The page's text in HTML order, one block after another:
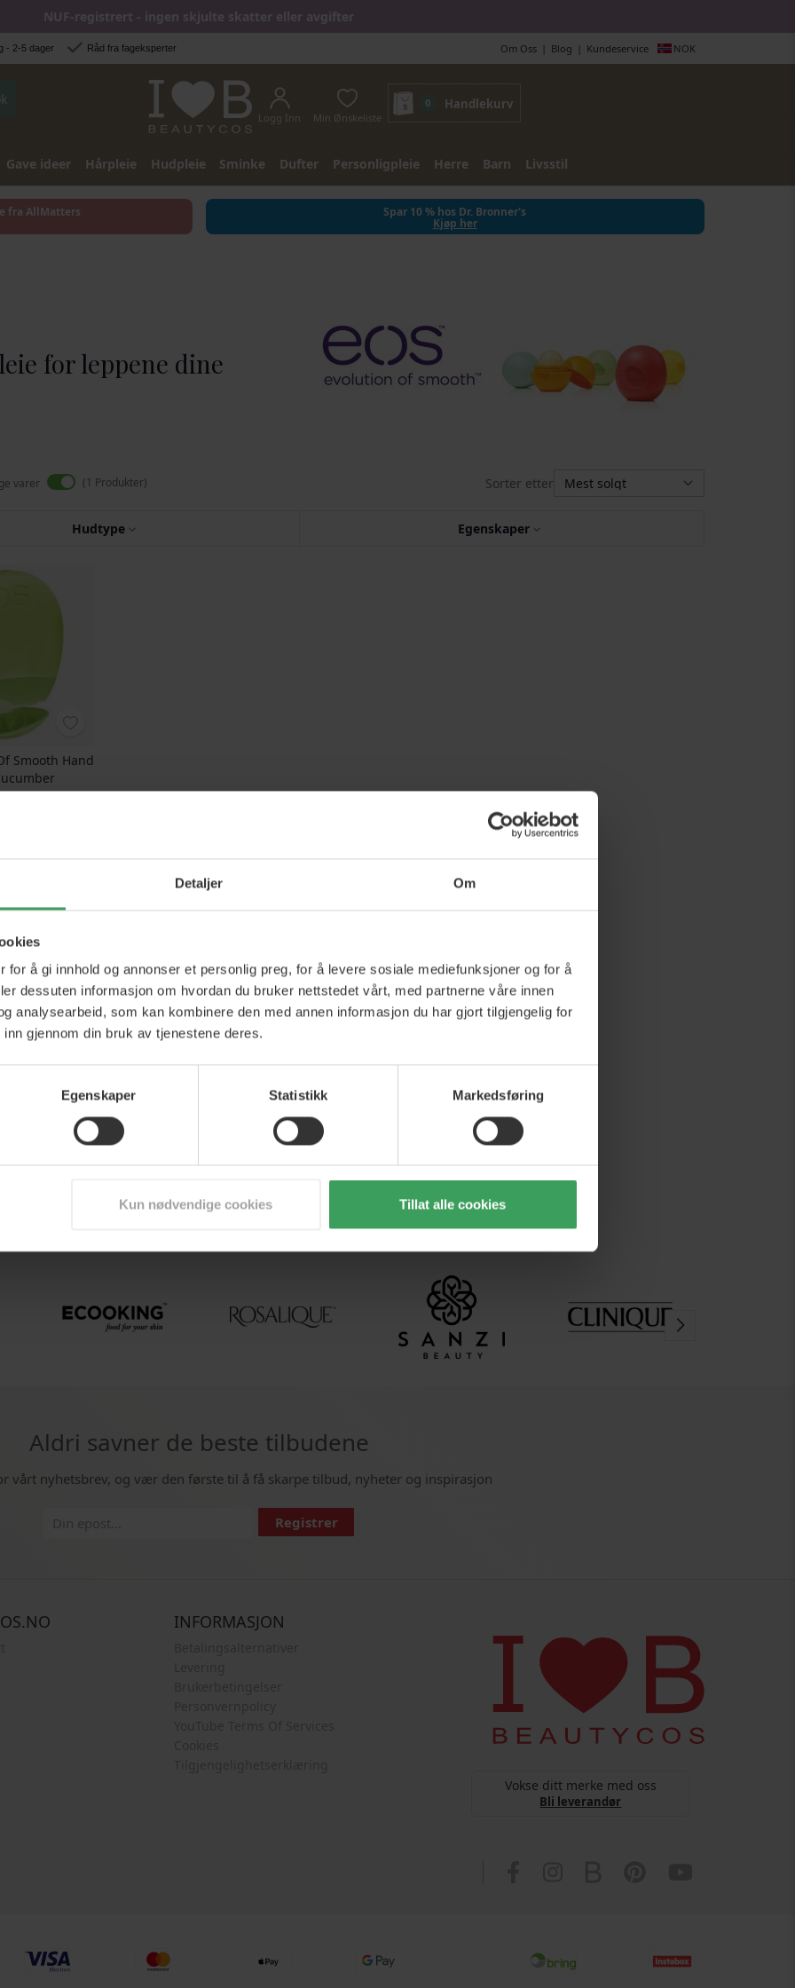
Detaljer Om
for å gi innhold og annonser et personlig preg, for å levere sosiale mediefunksjoner og for å
dessuten informasjon om hvordan du bruker nettstedet vårt, med partnerne våre innen
analysearbeid, som kan kombinere den med annen informasjon du har gjort tilgjengelig for
gjennom din bruk av tjenestene deres.
Egenskaper Statistikk Markedsføring
Kun nødvendige cookies Tillat alle cookies
NUF-registrert - ingen skjulte skatter eller avgifter
- 2-5 dager Råd fra fageksperter NOK
Om Oss Blog Kundeservice
Logg Inn Min Ønskeliste
0 Handlekurv
Gave ideer Hårpleie Hudpleie Sminke Dufter Personligpleie Herre Barn Livsstil
fra AllMatters Spar 10 % hos Dr. Bronner's
Kjøp her
for leppene dine
varer 1 Produkter Sorter etter
Hudtype Egenskaper
Smooth Hand
Aldri savner de beste tilbudene
vårt nyhetsbrev, og vær den første til å få skarpe tilbud, nyheter og inspirasjon
Registrer
INFORMASJON
Vokse ditt merke med oss
Bli leverandør